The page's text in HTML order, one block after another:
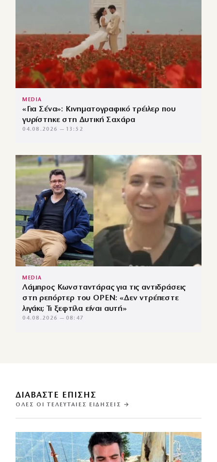
MEDIA
«Για Σένα»: Κινηματογραφικό τρέιλερ που
γυρίστηκε στη Δυτική Σαχάρα
04.08.2026 — 13:52
MEDIA
Λάμπρος Κωνσταντάρας για τις αντιδράσεις
στη ρεπόρτερ του OPEN: «Δεν ντρέπεστε
λιγάκι; Τι ξεφτίλα είναι αυτή»
04.08.2026 — 08:47
ΔΙΑΒΑΣΤΕ ΕΠΙΣΗΣ
ΌΛΕΣ ΟΙ ΤΕΛΕΥΤΑΊΕΣ ΕΙΔΉΣΕΙΣ →